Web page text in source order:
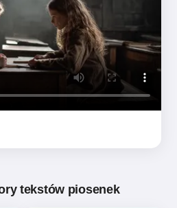
tekstów piosenek